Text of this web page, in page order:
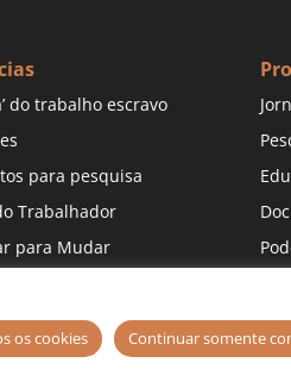
do trabalho escravo
para pesquisa
Trabalhador
para Mudar
os cookies Continuar somente